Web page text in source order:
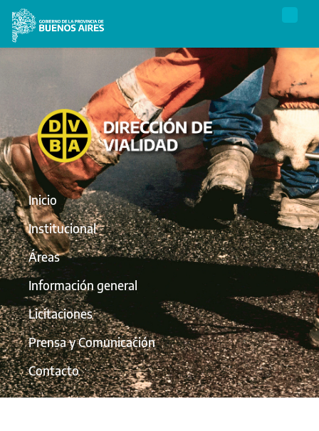
Inicio
Institucional
Áreas
Información general
Licitaciones
Prensa y Comunicación
Contacto